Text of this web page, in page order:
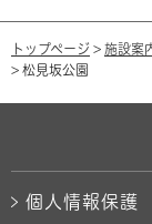
トップページ > 施設案
> 松見坂公園
個人情報保護